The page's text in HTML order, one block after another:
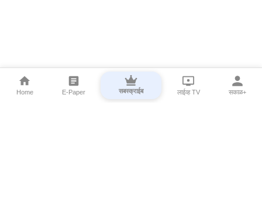
Home E-Paper सबस्क्राईब लाईव्ह TV सकाळ+